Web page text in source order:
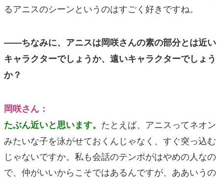
るアニスのシーンというのはすごく好きですね。
——ちなみに、アニスは岡咲さんの素の部分とは近い
キャラクターでしょうか、遠いキャラクターでしょう
か？
岡咲さん：
たぶん近いと思います。 たとえば、アニスってネオン
みたいな子を泳がせておくんじゃなく、すぐ突っ込む
じゃないですか。私も会話のテンポがはやめの人なの
で、仲がいいからこそではあるんですが、ああいうの